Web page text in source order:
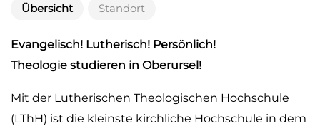
Übersicht Standort
Evangelisch! Lutherisch! Persönlich!
Theologie studieren in Oberursel!
Mit der Lutherischen Theologischen Hochschule
(LThH) ist die kleinste kirchliche Hochschule in dem